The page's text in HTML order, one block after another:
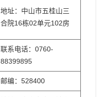
地址：中山市五桂山三
合院16栋02单元102房
联系电话：0760-
88399895
邮编：528400